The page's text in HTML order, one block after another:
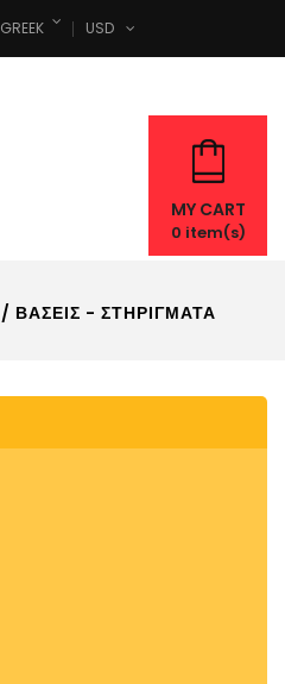
GREEK USD
MY CART
0 item(s)
/ ΒΆΣΕΙΣ - ΣΤΗΡΊΓΜΑΤΑ